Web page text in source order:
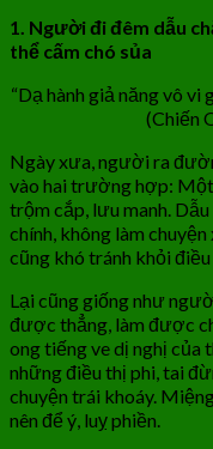
1. Người đi đêm dẫu
thể cấm chó sủa
“Dạ hành giả năng vô vi
(Chiến
Ngày xưa, người ra
vào hai trường hợp:
trộm cắp, lưu manh.
chính, không làm
cũng khó tránh khỏi
Lại cũng giống như
được thẳng, làm được
ong tiếng ve dị nghị của
những điều thị phi, tai
chuyện trái khoáy.
nên để ý, luỵ phiền.